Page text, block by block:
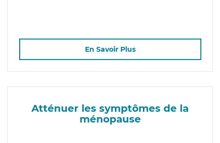
En Savoir Plus
Atténuer les symptômes de la
ménopause